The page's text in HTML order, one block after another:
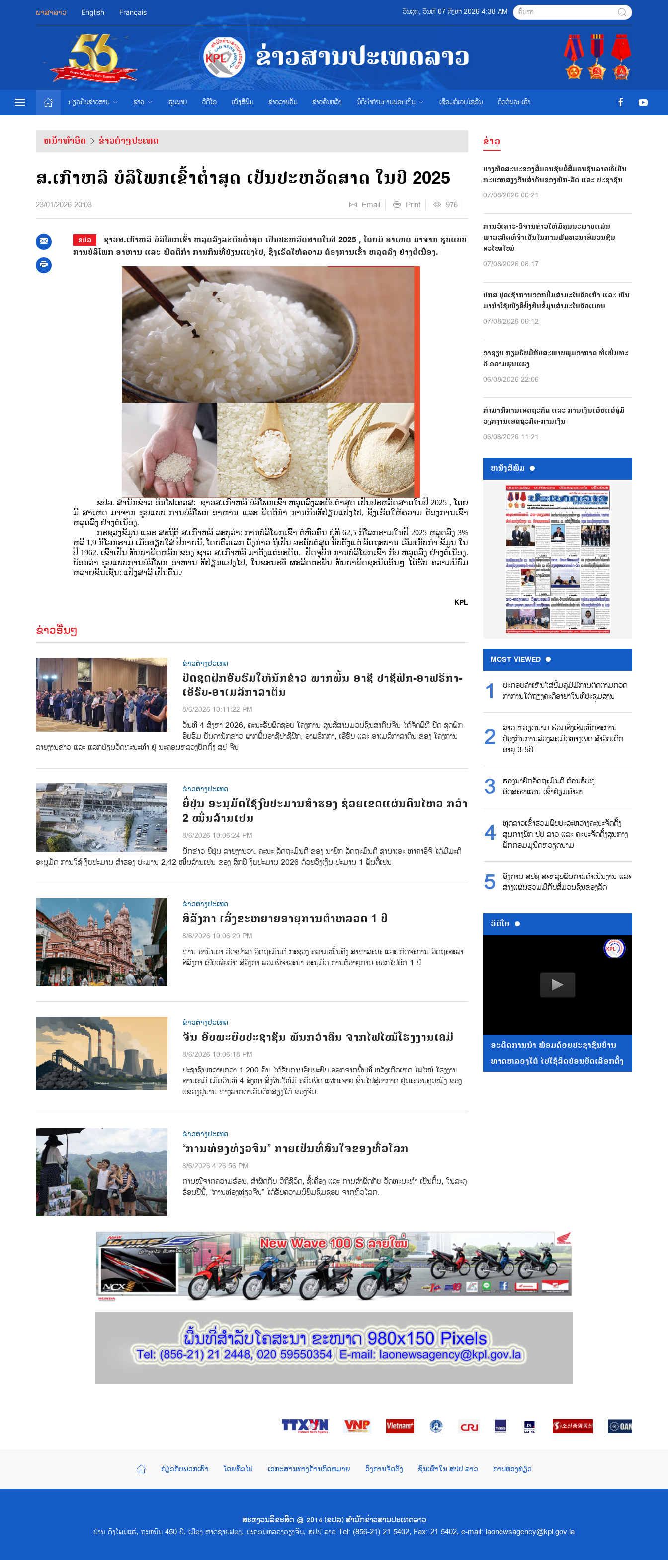
ພາສາລາວ English Français ວັນສຸກ, ວັນທີ 07 ສີງຫາ 2026 4:38 AM
ກ່ຽວກັບຂ່າວສານ ຂ່າວ ຮູບພາບ ວີດີໂອ ໜັງສືພິມ ຂ່າວ​ລາຍ​ວັນ ຂ່າວຄືນຫລັງ ນິຕິກຳຕ້ານການຟອກເງິນ ເຊື່ອມຕໍ່ເວບໄຊອ່ືນ ຕິດຕໍ່ພວກເຮົາ
ຫນ້າທຳອິດ ຂ່າວຕ່າງປະເທດ
ສ.ເກົາຫລີ ບໍລິໂພກເຂົ້າຕໍ່າສຸດ ເປັນປະຫວັດສາດ ໃນປີ 2025
23/01/2026 20:03 Email Print 976
ຂປລ
ຊາວສ.ເກົາຫລີ ບໍລິໂພກເຂົ້າ ຫລຸດລົງລະດັບຕໍ່າສຸດ ເປັນປະຫວັດສາດໃນປີ 2025 , ໂດຍມີ ສາເຫດ ມາຈາກ ຮູບແບບ
ການບໍລິໂພກ ອາຫານ ແລະ ພືດຕິກຳ ການກິນທີ່ປ່ຽນແປງໄປ, ຊຶ່ງເຮັດໃຫ້ຄວາມ ຕ້ອງການເຂົ້າ ຫລຸດລົງ ຢ່າງຕໍ່ເນື່ອງ.
ຂປລ. ສຳນັກຂ່າວ ອິນໂຟເຄວສ:
ຊາວສ.ເກົາຫລີ ບໍລິໂພກເຂົ້າ ຫລຸດລົງລະດັບຕໍ່າສຸດ ເປັນປະຫວັດສາດໃນປີ 2025 , ໂດຍ
ມີ ສາເຫດ ມາຈາກ ຮູບແບບ ການບໍລິໂພກ ອາຫານ ແລະ ພືດຕິກຳ ການກິນທີ່ປ່ຽນແປງໄປ, ຊຶ່ງເຮັດໃຫ້ຄວາມ ຕ້ອງການເຂົ້າ
ຫລຸດລົງ ຢ່າງຕໍ່ເນື່ອງ.
ກະຊວງຂໍ້ມູນ ແລະ ສະຖິຕິ ສ.ເກົາຫລີ ລະບຸວ່າ:​ ການບໍລິໂພກເຂົ້າ ຕໍ່ຫົວຄົນ ຢູ່ທີ 62,5 ກິໂລກຣາມໃນປີ 2025 ຫລຸດລົງ 3%
ຫລື 1,9 ກິໂລກຣາມ ເມື່ອທຽບໃສ່ ປີກາຍນີ້, ໂດຍຕົວເລກ ດັ່ງກ່າວ ຖືເປັນ ລະດັບຕໍ່ສຸດ ນັບຕັ້ງແຕ່ ລັດຖະບານ ເລີ່ມເກັບກໍາ ຂໍ້ມູນ ໃນ
ປີ 1962. ເຂົ້າເປັນ ທັນຍາພືດຫລັກ ຂອງ ຊາວ ສ.ເກົາຫລີ ມາຕັ້ງແຕ່ອະດິດ.
ປັດຈຸບັນ ການບໍລິໂພກເຂົ້າ ກັບ ຫລຸດລົງ ຢ່າງຕໍ່ເນື່ອງ.
ຍ້ອນວ່າ ຮູບແບບການບໍລິໂພກ ອາຫານ ທີ່ປ່ຽນແປງໄປ, ໃນຂະນະທີ່ ຜະລິດຕະພັນ ທັນຍາພືດຊະນິດອື່ນໆ ໄດ້ຮັບ ຄວາມນິຍົມ
ຫລາຍຂຶ້ນເຊັ່ນ: ແປ້ງສາລີ ເປັນຕົ້ນ./
KPL
ຂ່າວອື່ນໆ
ຂ່າວຕ່າງປະເທດ
ປີດຊຸດຝຶກອົບຮົມໃຫ້ນັກຂ່າວ ພາກພື້ນ ອາຊີ ປາຊີຟິກ-ອາຟຣິກາ-
ເອີຣົບ-ອາເມລິກາລາຕິນ
8/6/2026 10:11:22 PM
ວັນທີ 4 ສິງຫາ 2026, ຄະນະຮັບຜິດຊອບ ໂຄງການ ສູນສື່ສານມວນຊົນສາກົນຈີນ ໄດ້ຈັດພິທີ ປີດ ຊຸດຝຶກ
ອົບຮົມ ບັນດານັກຂ່າວ ພາກພື້ນອາຊີປາຊີຟິກ, ອາຟຣິກກາ, ເອີຣົບ ແລະ ອາເມລິກາລາຕິນ ຂອງ ໂຄງການ
ລາຍງານຂ່າວ ແລະ ແລກປ່ຽນວັດທະນະທຳ ຢູ່ ນະຄອນຫລວງປັກກິ່ງ ສປ ຈີນ
ຂ່າວຕ່າງປະເທດ
ຍີ່ປຸ່ນ ອະນຸມັດໃຊ້ງົບປະມານສຳຮອງ ຊ່ວຍເຂດແຜ່ນດິນໄຫວ ກວ່າ
2 ໝື່ນລ້ານເຢນ
8/6/2026 10:06:24 PM
ນັກຂ່າວ ຍີ່ປຸ່ນ ລາຍງານວ່າ: ຄະນະ ລັດຖະມົນຕີ ຂອງ ນາຍົກ ລັດຖະມົນຕີ ຊານາເອະ ທາຄາອິຈິ ໄດ້ມີມະຕິ
ອະນຸມັດ ການໃຊ້ ງົບປະມານ ສຳຮອງ ປະມານ 2,42 ໝື່ນລ້ານເຢນ ຂອງ ສົກປີ ງົບປະມານ 2026 ດ້ວຍວົງເງິນ ປະມານ 1 ພັນຕື້ເຢນ
ຂ່າວຕ່າງປະເທດ
ສີລັງກາ ເລັ່ງຂະຫຍາຍອາຍຸການຕຳຫລວດ 1 ປີ
8/6/2026 10:06:20 PM
ທ່ານ ອານັນດາ ວິເຈປາລາ ລັດຖະມົນຕີ ກະຊວງ ຄວາມໝັ້ນຄົງ ສາທາລະນະ ແລະ ກິດຈະການ ລັດຖະສະພາ
ສີລັງກາ ເປີດເຜີຍວ່າ: ສີລັງກາ ພວມພິຈາລະນາ ອະນຸມັດ ການຕໍ່ອາຍຸການ ອອກໄປອີກ 1 ປີ
ຂ່າວຕ່າງປະເທດ
ຈີນ ອົບພະຍົບປະຊາຊົນ ພັນກວ່າຄົນ ຈາກໄຟໄໝ້ໂຮງງານເຄມີ
8/6/2026 10:06:18 PM
ປະຊາຊົນຫລາຍກວ່າ 1.200 ຄົນ ໄດ້ຮັບການອົບພະຍົບ ອອກຈາກພື້ນທີ່ ຫລັງເກີດເຫດ ໄຟໄໝ້ ໂຮງງານ
ສານເຄມີ ເມື່ອວັນທີ 4 ສິງຫາ ສົ່ງຜົນໃຫ້ມີ ຄວັນພິດ ແຜ່ກະຈາຍ ຂິ້ນໄປສູ່ອາກາດ ຢູ່ນະຄອນຄຸນໝິງ ຂອງ
ແຂວງຢູນານ ທາງພາກຕາເວັນຕົກສຽງໃຕ້ ຂອງຈີນ.
ຂ່າວຕ່າງປະເທດ
“ການທ່ອງທ່ຽວຈີນ” ກາຍເປັນທີ່ສົນໃຈຂອງທົ່ວໂລກ
8/6/2026 4:26:56 PM
ການ​​ໜີ​ຈາກ​ຄວາມ​ຮ້ອນ, ​ສຳ​ຜັດ​ກັບ ​ວິ​ຖີ​ຊີ​ວິດ, ​ຊື້​ເຄື່ອງ ແລະ​ ການ​ສຳ​ຜັດ​ກັບ​ ວັດ​ທະ​ນະ​ທຳ ເປັນ​ຕົ້ນ, ໃນ​ລະ​ດູ​
ຮ້ອນ​ປີ​ນີ້, “ການ​ທ່ອງ​ທ່ຽວ​ຈີນ” ​ໄດ້​ຮັບ​ຄວາມ​ນິ​ຍົມ​ຊົມ​ຊອບ ຈາກ​ທົ່ວໂລກ.
ຂ່າວ
ບາງທັດສະນະຂອງສື່ມວນຊົນຕໍ່ສື່ມວນຊົນລາວທີ່ເປັນ
ກະບອກສຽງອັນສຳຄັນຂອງພັກ-ລັດ ແລະ ປະຊາຊົນ
07/08/2026 06:21
ການວິເຄາະ-ວິຈານຂ່າວໃຫ້ມີຄຸນນະພາບແມ່ນ
ພາລະກິດທີ່ຈຳເປັນໃນການພັດທະນາສື່ມວນຊົນ
ສະໄໝໃໝ່
07/08/2026 06:17
ປກສ ຢຸດເຊົາການອອກປື້ມສຳມະໂນຄົວເກົ່າ ແລະ ຫັນ
ມານຳໃຊ້ໜັງສືຢັ້ງຢືນຂໍ້ມູນສຳມະໂນຄົວແທນ
07/08/2026 06:12
ອາຊຽນ ກຽມຮັບມືກັບສະພາບພູມອາກາດ ທີ່ເພີ່ມທະ
ວີ ຄວາມຮຸນແຮງ
06/08/2026 22:06
ກຳມາທິການເສດຖະກິດ ແລະ ການເງິນເຜີຍແຜ່ຄູ່ມື
ວຽກງານເສດຖະກິດ-ການເງິນ
06/08/2026 11:21
ຫນ້ັງສືພິມ
MOST VIEWED
ປະກອບຄຳເຫັນໃສ່ປື້ມຄູ່ມືມີການຕິດຕາມກວດ
ກາການໂຕ້ຖຽງຄະດີອາຍາໃນທີ່ປະຊຸມສານ
ລາວ-ຫວຽດນາມ ຮ່ວມສົ່ງເສີມທັກສະການ
ປ້ອງກັນການລ່ວງລະເມີດທາງເພດ ສຳລັບເດັກ
ອາຍຸ 3-5ປີ
ຮອງນາຍົກລັດຖະມົນຕີ ຕ້ອນຮົບທູ
ອິດສະຣາແອນ ເຂົ້າຢ້ຽມອຳລາ
ທູດລາວເຂົ້າຮ່ວມພົບປະລະຫວ່າງຄະນະຈັດຕັ້ງ
ສູນກາງພັກ ປປ ລາວ ແລະ ຄະນະຈັດຕັ້ງສູນກາງ
ພັກກອມມູນິດຫວຽດນາມ
ອົງການ ສປຊ ສະຫລຸບຜົນການດຳເນີນງານ ແລະ
ສາງແຜນຮ່ວມມືກັບສື່ມວນຊົນຂອງລັດ
ວີດີໂອ
ອະດີດການນໍາ ພ້ອມດ້ວຍປະຊາຊົນບ້ານ
ທາດຫລວງໃຕ້ ໄປໃຊ້ສິດປ່ອນບັດເລືອກຕັ້ງ
ກ່ຽວກັບພວກເຮົາ ໂດຍທົ່ວໄປ ເອກະສານທາງດ້ານກົດຫມາຍ ອົງການຈັດຕັ້ງ ຊົນເຜົ່າໃນ ສປປ ລາວ ການທ່ອງທ່ຽວ
ສະຫງວນລິຂະສິດ @ 2014 (ຂປລ) ສຳນັກຂ່າວສານປະເທດລາວ
ບ້ານ ດົງໂພນແຮ່, ຖະຫນົນ 450 ປີ, ເມືອງ ຫາດຊາຍຟອງ, ນະຄອນຫລວງວຽງຈັນ, ສປປ ລາວ Tel: (856-21) 21 5402, Fax: 21 5402, e-mail: laonewsagency@kpl.gov.la